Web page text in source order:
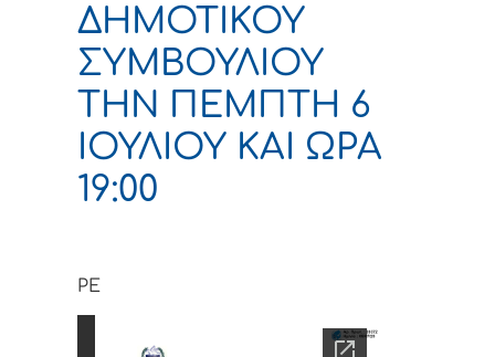
ΔΗΜΟΤΙΚΟΥ
ΣΥΜΒΟΥΛΙΟΥ
ΤΗΝ ΠΕΜΠΤΗ 6
ΙΟΥΛΙΟΥ ΚΑΙ ΩΡΑ
19:00
PE